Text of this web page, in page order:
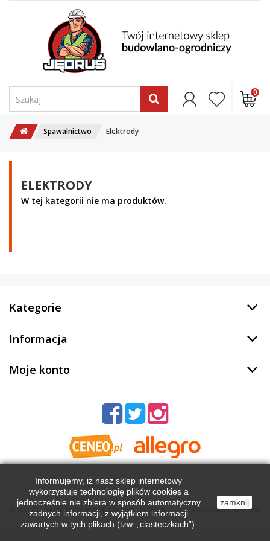
0
Spawalnictwo Elektrody
ELEKTRODY
W tej kategorii nie ma produktów.
Kategorie
Informacja
Moje konto
Informujemy, iż nasz sklep internetowy
wykorzystuje technologię plików cookies a
jednocześnie nie zbiera w sposób automatyczny
żadnych informacji, z wyjątkiem informacji
zawartych w tych plikach (tzw. „ciasteczkach”).
zamknij
©Jędruś - Sklep budowlano-ogrodniczy 2026 Wykonanie:MGroup